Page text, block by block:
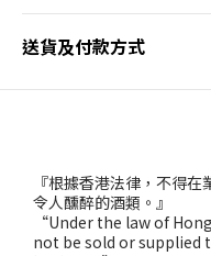
送貨及付款方式
『根據香港法律，不得
令人醺醉的酒類。』
“Under the law of
not be sold or supplied